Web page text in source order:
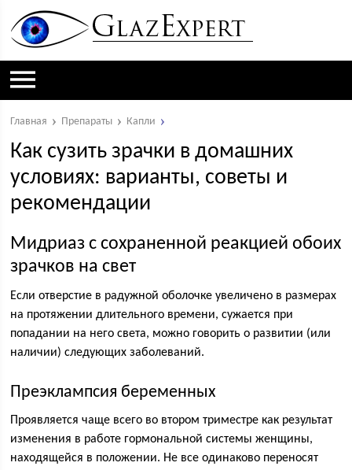
Главная Препараты Капли
Как сузить зрачки в домашних
условиях: варианты, советы и
рекомендации
Мидриаз с сохраненной реакцией обоих
зрачков на свет
Если отверстие в радужной оболочке увеличено в размерах
на протяжении длительного времени, сужается при
попадании на него света, можно говорить о развитии (или
наличии) следующих заболеваний.
Преэклампсия беременных
Проявляется чаще всего во втором триместре как результат
изменения в работе гормональной системы женщины,
находящейся в положении. Не все одинаково переносят